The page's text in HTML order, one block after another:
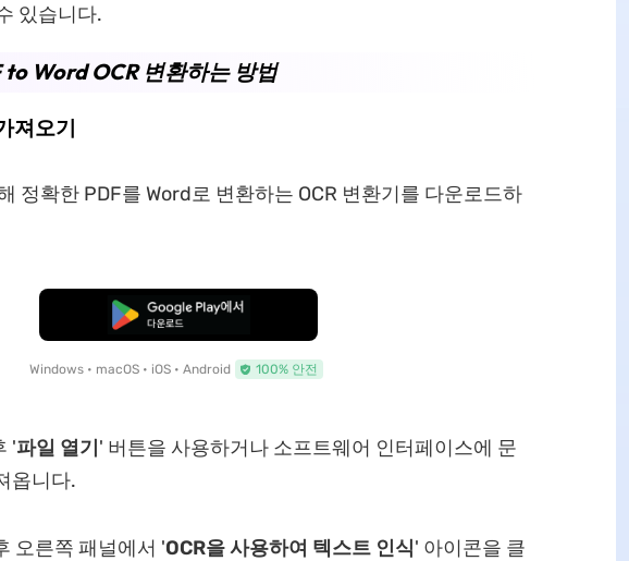
있습니다.
to Word OCR 변환하는 방법
져오기
정확한 PDF를 Word로 변환하는 OCR 변환기를 다운로드하
무료로 다운로드
Windows • macOS • iOS • Android 100% 안전
'파일 열기' 버튼을 사용하거나 소프트웨어 인터페이스에 문
옵니다.
오른쪽 패널에서 'OCR을 사용하여 텍스트 인식' 아이콘을 클